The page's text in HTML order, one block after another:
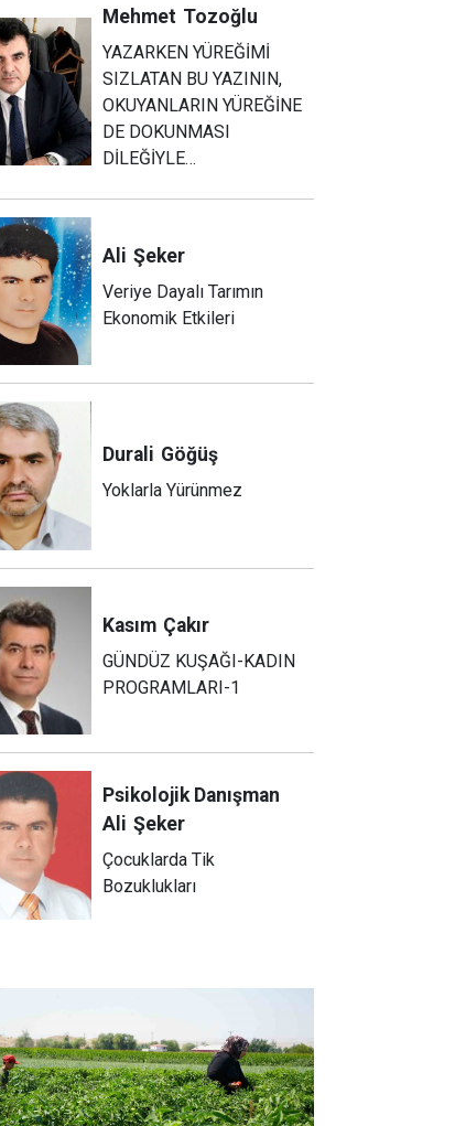
Mehmet Tozoğlu
YAZARKEN YÜREĞİMİ
SIZLATAN BU YAZININ,
OKUYANLARIN YÜREĞİNE
DE DOKUNMASI
DİLEĞİYLE…
Ali Şeker
Veriye Dayalı Tarımın
Ekonomik Etkileri
Durali Göğüş
Yoklarla Yürünmez
Kasım Çakır
GÜNDÜZ KUŞAĞI-KADIN
PROGRAMLARI-1
Psikolojik Danışman
Ali Şeker
Çocuklarda Tik
Bozuklukları